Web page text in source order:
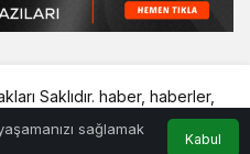
sağlamak
Kabul
Saklıdır. haber, haberler,
sağlıklı,